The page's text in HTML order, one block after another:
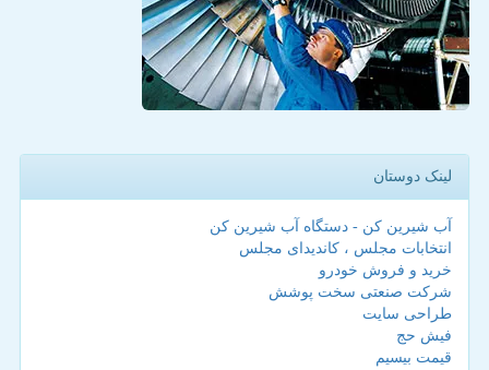
لینک دوستان
آب شیرین کن - دستگاه آب شیرین کن
انتخابات مجلس ، کاندیدای مجلس
خرید و فروش خودرو
شرکت صنعتی سخت پوشش
طراحی سایت
فیش حج
قیمت بیسیم